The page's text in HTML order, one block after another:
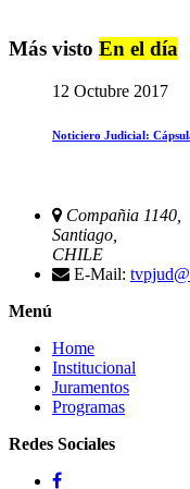
Más visto En el día
12 Octubre 2017
Noticiero Judicial:
Compañia 1140,
Santiago,
CHILE
E-Mail:
Menú
Home
Institucional
Juramentos
Programas
Redes Sociales